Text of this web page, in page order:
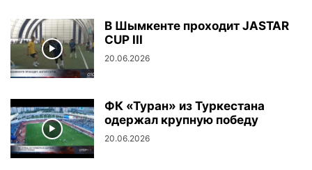
В Шымкенте проходит JASTAR
CUP III
20.06.2026
ФК «Туран» из Туркестана
одержал крупную победу
20.06.2026